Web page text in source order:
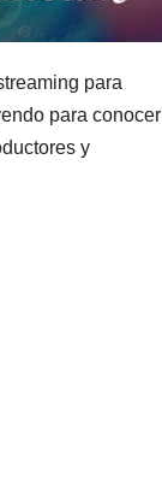
para
para conocer
y